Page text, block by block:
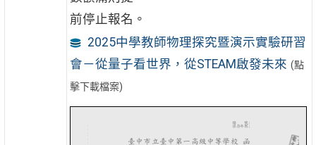
前停止報名。
2025中學教師物理探究暨演示實驗研習
會－從量子看世界，從STEAM啟發未來 (點
擊下載檔案)